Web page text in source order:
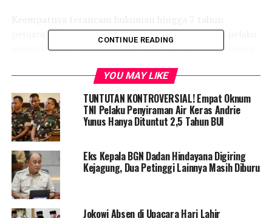
penjara. “Pasal yang dikenakan kepada 4 terduga pelaku
sementara kita menerapkan Pasal 467 KUHP UU Nomor
hukumannya sudah tertuang di situ ada yang 4 tahun, 7
tahun,” tambah Yusri.
​Polda Metro Jaya memastikan keaslian bukti visual
tanpa rekayasa ddigital
Kombes Pol Iman Imannudin menegaskan, “Ini hasil dari
pengambilan gambar terhadap CCTV yang sudah kami
peroleh. Kami tekankan kepada rekan-rekan sekalian, ini
sama sekali tidak dilakukan perubahan atau pengolahan.
Sehingga kami dapat pertanggungjawabkan ini bukan
CONTINUE READING
YOU MAY LIKE
TUNTUTAN KONTROVERSIAL! Empat Oknum
TNI Pelaku Penyiraman Air Keras Andrie
Yunus Hanya Dituntut 2,5 Tahun BUI
Eks Kepala BGN Dadan Hindayana Digiring
Kejagung, Dua Petinggi Lainnya Masih Diburu
Jokowi Absen di Upacara Hari Lahir